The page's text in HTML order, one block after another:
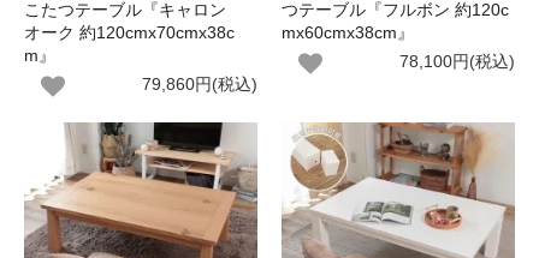
こたつテーブル『キャロン
オーク 約120cmx70cmx38c
m』
79,860円(税込)
つテーブル『フルボン 約120c
mx60cmx38cm』
78,100円(税込)